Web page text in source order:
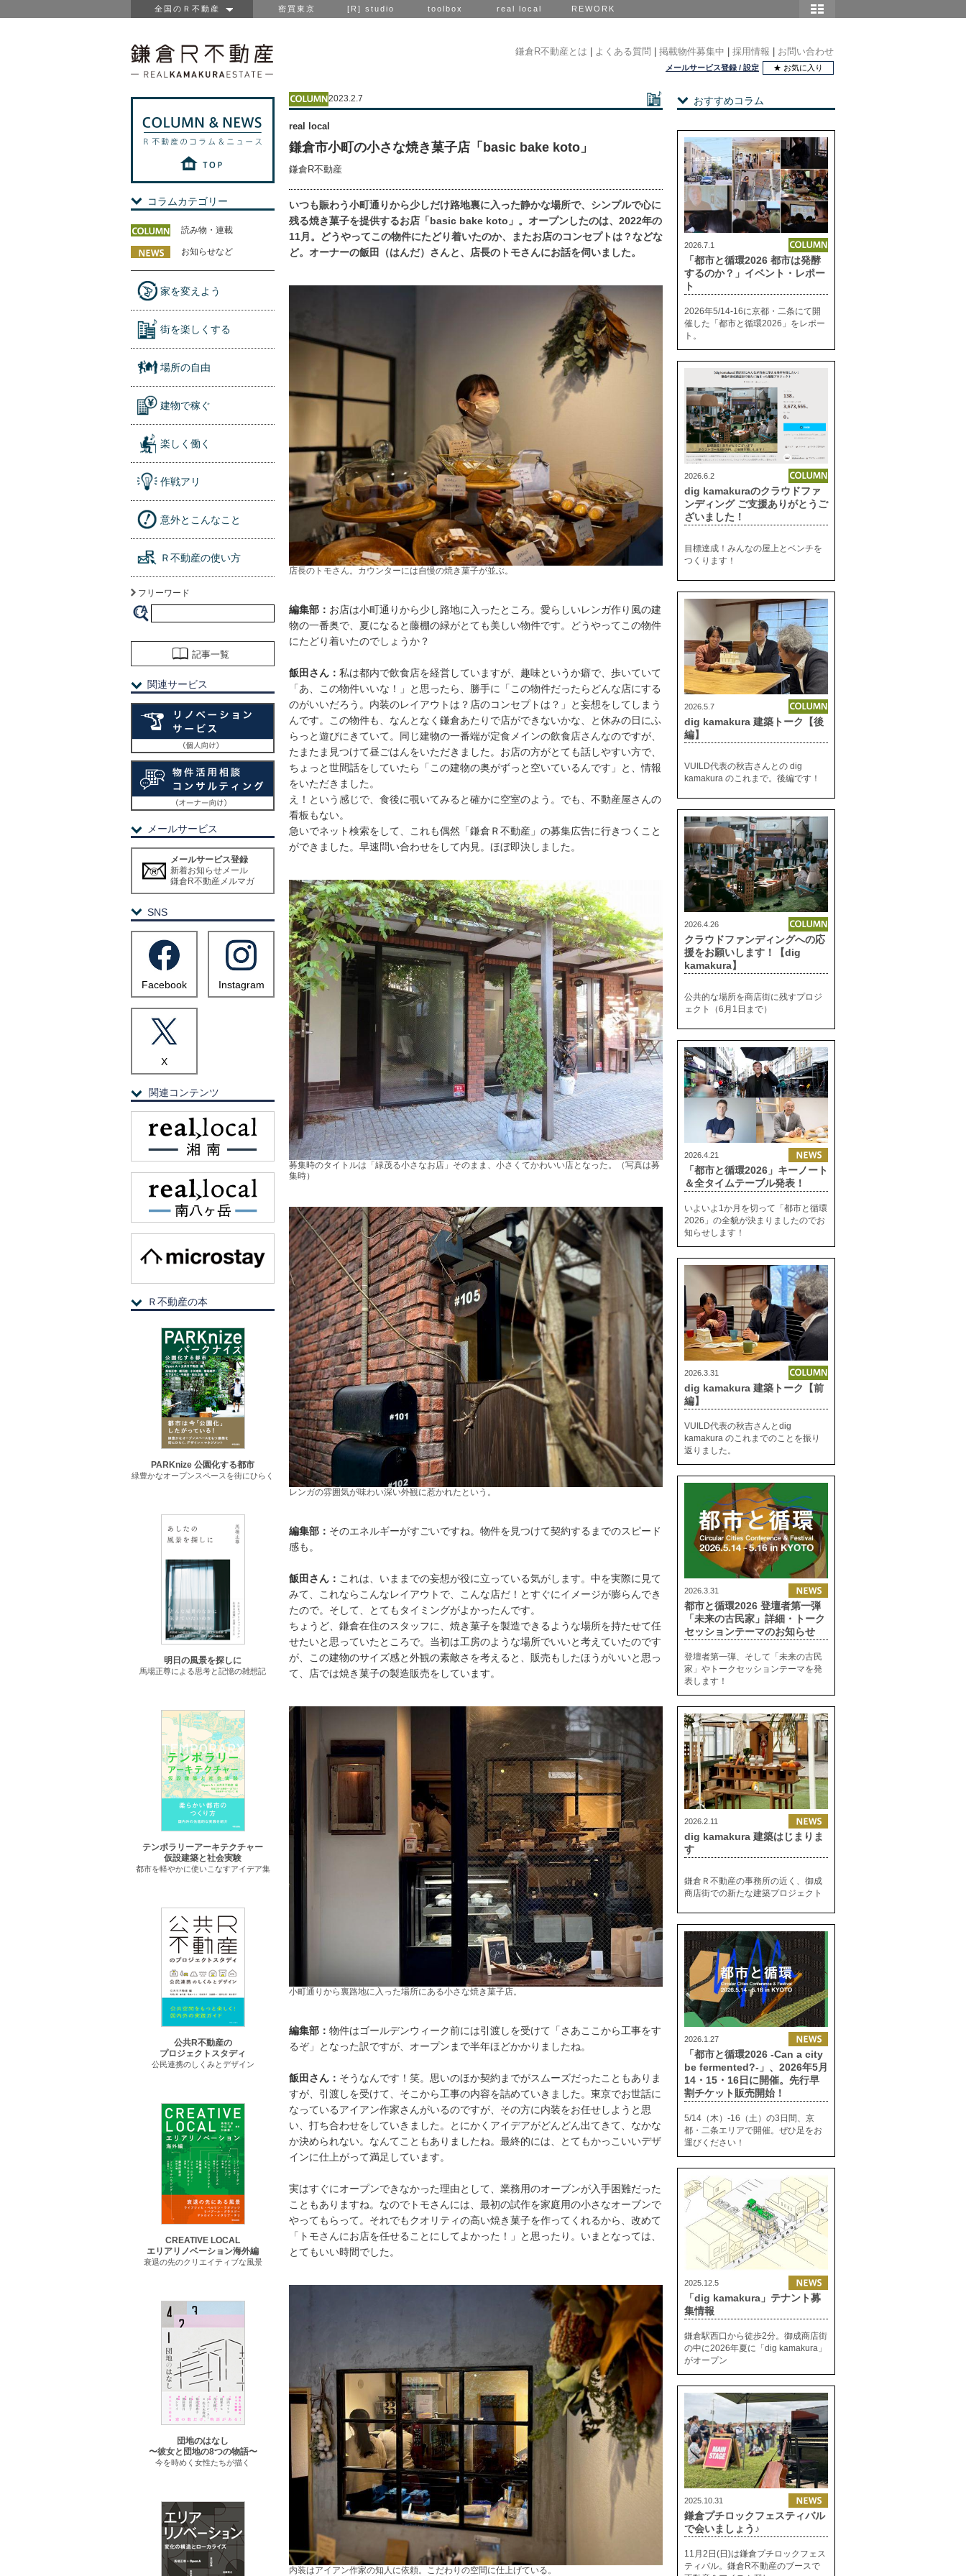
全国のＲ不動産 密買東京 [R] studio toolbox real local REWORK
鎌倉R不動産とは よくある質問 掲載物件募集中 採用情報 お問い合わせ
メールサービス登録 / 設定 ★ お気に入り
2023.2.7
real local
鎌倉市小町の小さな焼き菓子店「basic bake koto」
鎌倉R不動産
いつも賑わう小町通りから少しだけ路地裏に入った静かな場所で、シンプルで心に
残る焼き菓子を提供するお店「basic bake koto」。オープンしたのは、2022年の
11月。どうやってこの物件にたどり着いたのか、またお店のコンセプトは？などな
ど。オーナーの飯田（はんだ）さんと、店長のトモさんにお話を伺いました。
店長のトモさん。カウンターには自慢の焼き菓子が並ぶ。
編集部： お店は小町通りから少し路地に入ったところ。愛らしいレンガ作り風の建
物の一番奥で、夏になると藤棚の緑がとても美しい物件です。どうやってこの物件
にたどり着いたのでしょうか？
飯田さん： 私は都内で飲食店を経営していますが、趣味というか癖で、歩いていて
「あ、この物件いいな！」と思ったら、勝手に「この物件だったらどんな店にする
のがいいだろう。内装のレイアウトは？店のコンセプトは？」と妄想をしてしまう
んです。この物件も、なんとなく鎌倉あたりで店ができないかな、と休みの日にふ
らっと遊びにきていて。同じ建物の一番端が定食メインの飲食店さんなのですが、
たまたま見つけて昼ごはんをいただきました。お店の方がとても話しやすい方で、
ちょっと世間話をしていたら「この建物の奥がずっと空いているんです」と、情報
をいただきました。
え！という感じで、食後に覗いてみると確かに空室のよう。でも、不動産屋さんの
看板もない。
急いでネット検索をして、これも偶然「鎌倉Ｒ不動産」の募集広告に行きつくこと
ができました。早速問い合わせをして内見。ほぼ即決しました。
募集時のタイトルは「緑茂る小さなお店」そのまま、小さくてかわいい店となった。（写真は募
集時）
レンガの雰囲気が味わい深い外観に惹かれたという。
編集部： そのエネルギーがすごいですね。物件を見つけて契約するまでのスピード
感も。
飯田さん： これは、いままでの妄想が役に立っている気がします。中を実際に見て
みて、これならこんなレイアウトで、こんな店だ！とすぐにイメージが膨らんでき
たので。そして、とてもタイミングがよかったんです。
ちょうど、鎌倉在住のスタッフに、焼き菓子を製造できるような場所を持たせて任
せたいと思っていたところで。当初は工房のような場所でいいと考えていたのです
が、この建物のサイズ感と外観の素敵さを考えると、販売もしたほうがいいと思っ
て、店では焼き菓子の製造販売をしています。
小町通りから裏路地に入った場所にある小さな焼き菓子店。
編集部： 物件はゴールデンウィーク前には引渡しを受けて「さあここから工事をす
るぞ」となった訳ですが、オープンまで半年ほどかかりましたね。
飯田さん： そうなんです！笑。思いのほか契約までがスムーズだったこともありま
すが、引渡しを受けて、そこから工事の内容を詰めていきました。東京でお世話に
なっているアイアン作家さんがいるのですが、その方に内装をお任せしようと思
い、打ち合わせをしていきました。とにかくアイデアがどんどん出てきて、なかな
か決められない。なんてこともありましたね。最終的には、とてもかっこいいデザ
インに仕上がって満足しています。
実はすぐにオープンできなかった理由として、業務用のオーブンが入手困難だった
こともありますね。なのでトモさんには、最初の試作を家庭用の小さなオーブンで
やってもらって。それでもクオリティの高い焼き菓子を作ってくれるから、改めて
「トモさんにお店を任せることにしてよかった！」と思ったり。いまとなっては、
とてもいい時間でした。
内装はアイアン作家の知人に依頼。こだわりの空間に仕上げている。
おすすめコラム
2026.7.1
「都市と循環2026 都市は発酵
するのか？」イベント・レポー
ト
2026年5/14-16に京都・二条にて開
催した「都市と循環2026」をレポー
ト。
2026.6.2
dig kamakuraのクラウドファ
ンディング ご支援ありがとうご
ざいました！
目標達成！みんなの屋上とベンチを
つくります！
2026.5.7
dig kamakura 建築トーク【後
編】
VUILD代表の秋吉さんとの dig
kamakura のこれまで。後編です！
2026.4.26
クラウドファンディングへの応
援をお願いします！【dig
kamakura】
公共的な場所を商店街に残すプロジ
ェクト（6月1日まで）
2026.4.21
「都市と循環2026」キーノート
＆全タイムテーブル発表！
いよいよ1か月を切って「都市と循環
2026」の全貌が決まりましたのでお
知らせします！
2026.3.31
dig kamakura 建築トーク【前
編】
VUILD代表の秋吉さんとdig
kamakura のこれまでのことを振り
返りました。
2026.3.31
都市と循環2026 登壇者第一弾
「未来の古民家」詳細・トーク
セッションテーマのお知らせ
登壇者第一弾、そして「未来の古民
家」やトークセッションテーマを発
表します！
2026.2.11
dig kamakura 建築はじまりま
す
鎌倉Ｒ不動産の事務所の近く、御成
商店街での新たな建築プロジェクト
2026.1.27
「都市と循環2026 -Can a city
be fermented?-」、2026年5月
14・15・16日に開催。先行早
割チケット販売開始！
5/14（木）-16（土）の3日間、京
都・二条エリアで開催。ぜひ足をお
運びください！
2025.12.5
「dig kamakura」テナント募
集情報
鎌倉駅西口から徒歩2分。御成商店街
の中に2026年夏に「dig kamakura」
がオープン
2025.10.31
鎌倉プチロックフェスティバル
で会いましょう♪
11月2日(日)は鎌倉プチロックフェス
ティバル。鎌倉R不動産のブースで
コラムカテゴリー
読み物・連載
お知らせなど
家を変えよう
街を楽しくする
場所の自由
建物で稼ぐ
楽しく働く
作戦アリ
意外とこんなこと
Ｒ不動産の使い方
フリーワード
記事一覧
関連サービス
メールサービス
メールサービス登録
新着お知らせメール
鎌倉R不動産メルマガ
SNS
Facebook Instagram
X
関連コンテンツ
Ｒ不動産の本
PARKnize 公園化する都市
緑豊かなオープンスペースを街にひらく
明日の風景を探しに
馬場正尊による思考と記憶の雑想記
テンポラリーアーキテクチャー
仮設建築と社会実験
都市を軽やかに使いこなすアイデア集
公共R不動産の
プロジェクトスタディ
公民連携のしくみとデザイン
CREATIVE LOCAL
エリアリノベーション海外編
衰退の先のクリエイティブな風景
団地のはなし
〜彼女と団地の8つの物語〜
今を時めく女性たちが描く